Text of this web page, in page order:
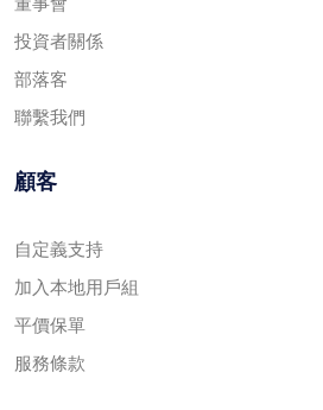
投資者關係
部落客
聯繫我們
顧客
自定義支持
加入本地用戶組
平價保單
服務條款